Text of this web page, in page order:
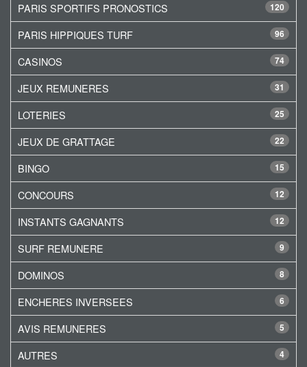
120
PARIS SPORTIFS PRONOSTICS
96
PARIS HIPPIQUES TURF
74
CASINOS
31
JEUX REMUNERES
25
LOTERIES
22
JEUX DE GRATTAGE
15
BINGO
12
CONCOURS
12
INSTANTS GAGNANTS
9
SURF REMUNERE
8
DOMINOS
6
ENCHERES INVERSEES
5
AVIS REMUNERES
4
AUTRES